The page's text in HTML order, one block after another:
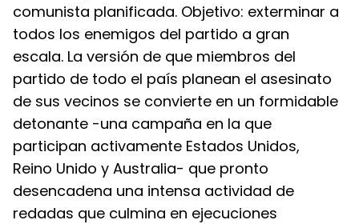
comunista planificada. Objetivo: exterminar a
todos los enemigos del partido a gran
escala. La versión de que miembros del
partido de todo el país planean el asesinato
de sus vecinos se convierte en un formidable
detonante -una campaña en la que
participan activamente Estados Unidos,
Reino Unido y Australia- que pronto
desencadena una intensa actividad de
redadas que culmina en ejecuciones